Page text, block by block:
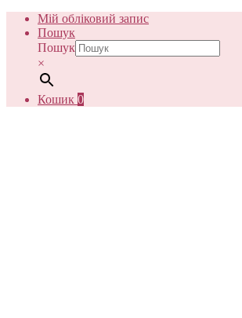
Мій обліковий запис
Пошук
Пошук
×
Кошик 0